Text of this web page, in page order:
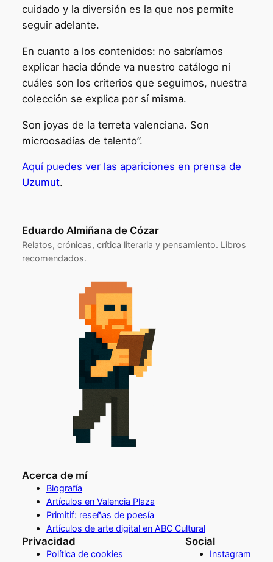
cuidado y la diversión es la que nos permite
seguir adelante.
En cuanto a los contenidos: no sabríamos
explicar hacia dónde va nuestro catálogo ni
cuáles son los criterios que seguimos, nuestra
colección se explica por sí misma.
Son joyas de la terreta valenciana. Son
microosadías de talento”.
Aquí puedes ver las apariciones en prensa de
Uzumut.
Eduardo Almiñana de Cózar
Relatos, crónicas, crítica literaria y pensamiento. Libros
recomendados.
Acerca de mí
Biografía
Artículos en Valencia Plaza
Primitif: reseñas de poesía
Artículos de arte digital en ABC Cultural
Privacidad
Política de cookies
Social
Instagram